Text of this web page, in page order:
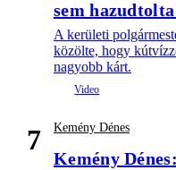
sem
A kerületi
közölte, hogy
nagyobb kárt.
7 Kemény Dénes
Kemény